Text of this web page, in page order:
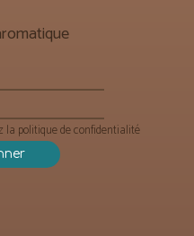
la politique de confidentialité